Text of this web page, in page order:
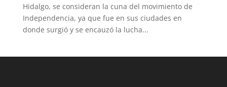
Hidalgo, se consideran la cuna del movimiento de
Independencia, ya que fue en sus ciudades en
donde surgió y se encauzó la lucha...